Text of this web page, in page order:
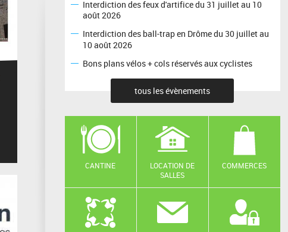
Interdiction des feux d'artifice du 31 juillet au 10
août 2026
Interdiction des ball-trap en Drôme du 30 juillet au
10 août 2026
Bons plans vélos + cols réservés aux cyclistes
tous les évènements
CANTINE
LOCATION DE
SALLES
COMMERCES